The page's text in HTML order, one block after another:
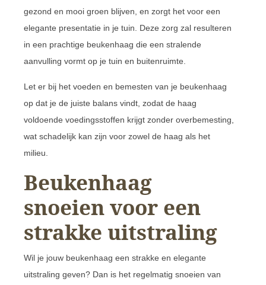
gezond en mooi groen blijven, en zorgt het voor een
elegante presentatie in je tuin. Deze zorg zal resulteren
in een prachtige beukenhaag die een stralende
aanvulling vormt op je tuin en buitenruimte.
Let er bij het voeden en bemesten van je beukenhaag
op dat je de juiste balans vindt, zodat de haag
voldoende voedingsstoffen krijgt zonder overbemesting,
wat schadelijk kan zijn voor zowel de haag als het
milieu.
Beukenhaag
snoeien voor een
strakke uitstraling
Wil je jouw beukenhaag een strakke en elegante
uitstraling geven? Dan is het regelmatig snoeien van